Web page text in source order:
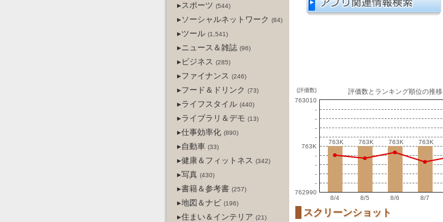
▸スポーツ (544)
▸ソーシャルネットワーク (84)
▸ツール (1,541)
▸ニュース＆雑誌 (96)
▸ビジネス (285)
▸ファイナンス (246)
▸フード＆ドリンク (73)
▸ライフスタイル (440)
▸ライブラリ＆デモ (13)
▸仕事効率化 (890)
▸自動車 (33)
▸健康＆フィットネス (342)
▸写真 (430)
▸書籍＆参考書 (257)
▸地図＆ナビ (196)
▸住まい＆インテリア (21)
(評価数)
763010
-
-
-
-
763K
-
-
-
-
762990
評価数とランキング順位の推移
763K
763K 763K
763K 763K
763K 763K
763K
8/4 8/5 8/6 8/7
スクリーンショット